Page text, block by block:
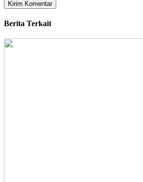
Berita Terkait